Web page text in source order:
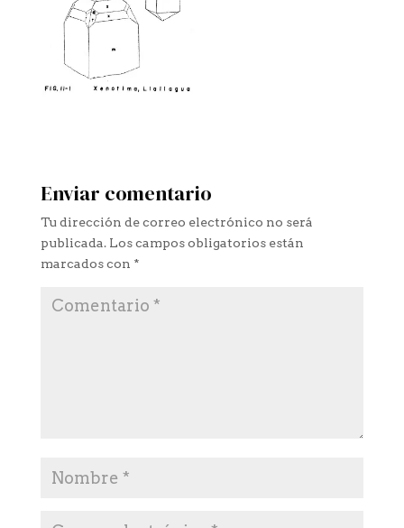
Enviar comentario
Tu dirección de correo electrónico no será
publicada. Los campos obligatorios están
marcados con *